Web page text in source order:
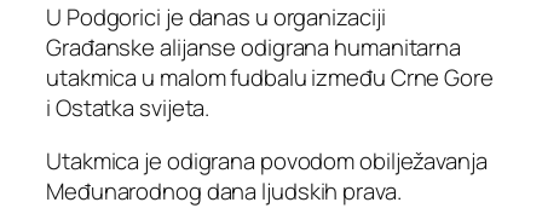
U Podgorici je danas u organizaciji
Građanske alijanse odigrana humanitarna
utakmica u malom fudbalu između Crne Gore
i Ostatka svijeta.
Utakmica je odigrana povodom obilježavanja
Međunarodnog dana ljudskih prava.